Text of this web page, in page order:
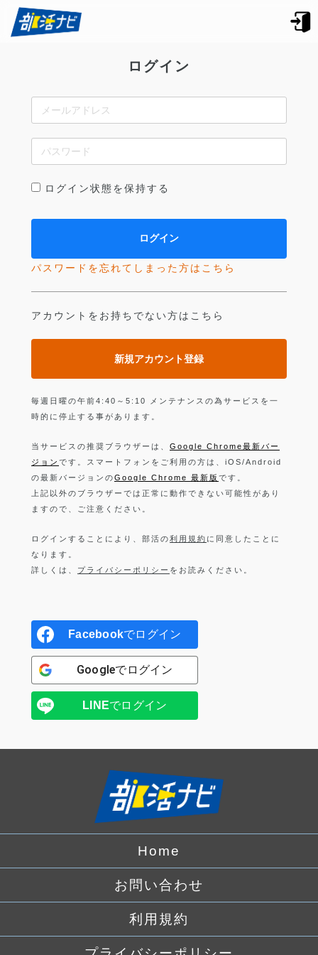
ログイン
ログイン状態を保持する
パスワードを忘れてしまった方はこちら
アカウントをお持ちでない方はこちら
新規アカウント登録
毎週日曜の午前4:40～5:10 メンテナンスの為サービスを一
時的に停止する事があります。
当サービスの推奨ブラウザーは、 Google Chrome最新バー
ジョン です。スマートフォンをご利用の方は、iOS/Android
の最新バージョンのGoogle Chrome 最新版 です。
上記以外のブラウザーでは正常に動作できない可能性があり
ますので、ご注意ください。
ログインすることにより、部活の利用規約 に同意したことに
なります。
詳しくは、 プライバシーポリシー をお読みください。
Facebookでログイン
Googleでログイン
LINEでログイン
Home
お問い合わせ
利用規約